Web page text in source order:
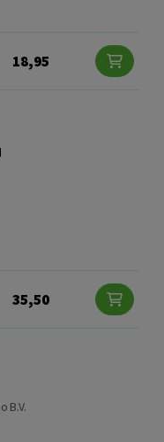
18,95
35,50
B.V.